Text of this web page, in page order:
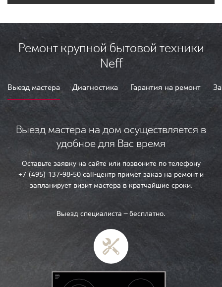
Ремонт крупной бытовой техники
Neff
Выезд мастера Диагностика Гарантия на ремонт
Выезд мастера на дом осуществляется в
удобное для Вас время
Оставьте заявку на сайте или позвоните по телефону
+7 (495) 137-98-50 call-центр примет заказ на ремонт и
запланирует визит мастера в кратчайшие сроки.
Выезд специалиста — бесплатно.